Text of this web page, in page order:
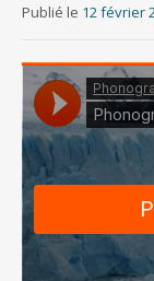
Publié le 12 février